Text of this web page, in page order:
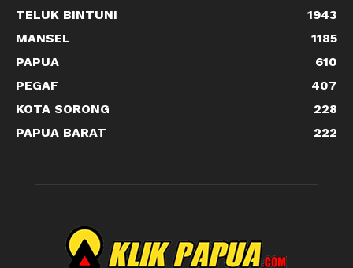
TELUK BINTUNI
1943
MANSEL
1185
PAPUA
610
PEGAF
407
KOTA SORONG
228
PAPUA BARAT
222